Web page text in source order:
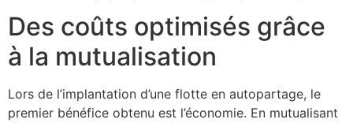
Des coûts optimisés grâce
à la mutualisation
Lors de l’implantation d’une flotte en autopartage, le
premier bénéfice obtenu est l’économie. En mutualisant